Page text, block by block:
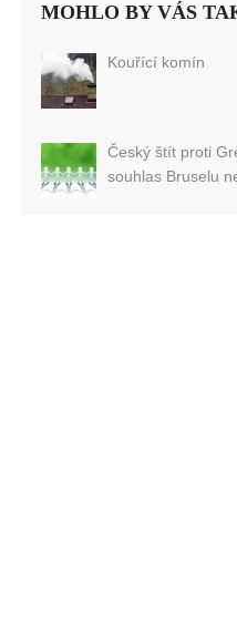
MOHLO BY VÁS
Kouřící komín
Český štít proti
souhlas Bruselu